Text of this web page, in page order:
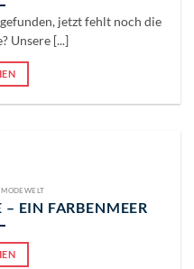
jetzt fehlt noch die
Unsere [...]
EIN FARBENMEER